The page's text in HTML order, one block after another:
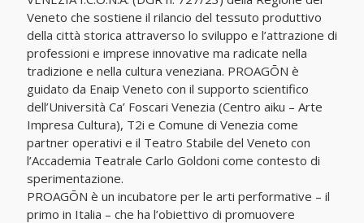
Veneto che sostiene il rilancio del tessuto produttivo
della città storica attraverso lo sviluppo e l’attrazione di
professioni e imprese innovative ma radicate nella
tradizione e nella cultura veneziana. PROAGŌN è
guidato da Enaip Veneto con il supporto scientifico
dell’Università Ca’ Foscari Venezia (Centro aiku – Arte
Impresa Cultura), T2i e Comune di Venezia come
partner operativi e il Teatro Stabile del Veneto con
l’Accademia Teatrale Carlo Goldoni come contesto di
sperimentazione.
PROAGŌN è un incubatore per le arti performative – il
primo in Italia – che ha l’obiettivo di promuovere